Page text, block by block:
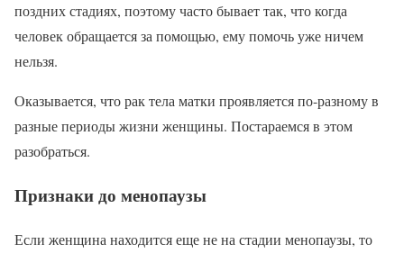
поздних стадиях, поэтому часто бывает так, что когда
человек обращается за помощью, ему помочь уже ничем
нельзя.
Оказывается, что рак тела матки проявляется по-разному в
разные периоды жизни женщины. Постараемся в этом
разобраться.
Признаки до менопаузы
Если женщина находится еще не на стадии менопаузы, то